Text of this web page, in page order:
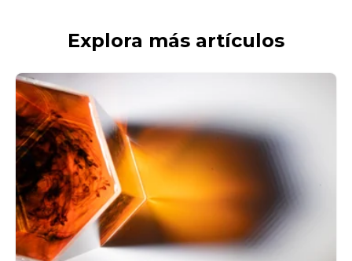
Explora más artículos